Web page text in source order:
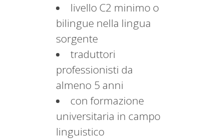
livello C2 minimo o
bilingue nella lingua
sorgente
traduttori
professionisti da
almeno 5 anni
con formazione
universitaria in campo
linguistico